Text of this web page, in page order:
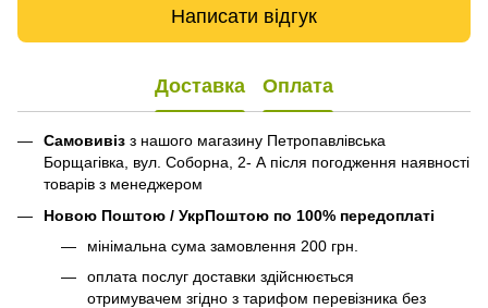
Написати відгук
Доставка Оплата
Самовивіз з нашого магазину Петропавлівська
Борщагівка, вул. Соборна, 2- А після погодження наявності
товарів з менеджером
Новою Поштою / УкрПоштою по 100% передоплаті
мінімальна сума замовлення 200 грн.
оплата послуг доставки здійснюється
отримувачем згідно з тарифом перевізника без